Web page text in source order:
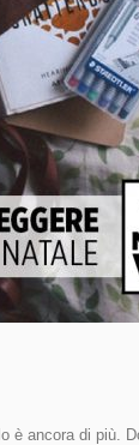
è ancora di più.